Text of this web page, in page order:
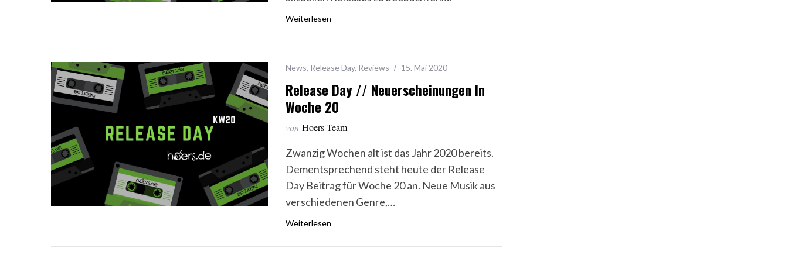
Weiterlesen
News, Release Day, Reviews 15. Mai 2020
Release Day // Neuerscheinungen In
Woche 20
von Hoers Team
Zwanzig Wochen alt ist das Jahr 2020 bereits.
Dementsprechend steht heute der Release
Day Beitrag für Woche 20 an. Neue Musik aus
verschiedenen Genre,…
Weiterlesen